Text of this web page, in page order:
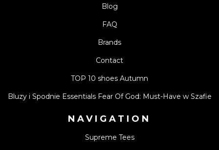
Blog
FAQ
Brands
Contact
TOP 10 shoes Autumn
Bluzy i Spodnie Essentials Fear Of God: Must-Have w Szafie
NAVIGATION
Supreme Tees